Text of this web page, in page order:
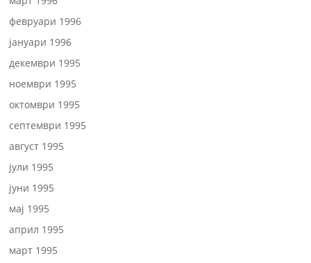
февруари 1996
јануари 1996
декември 1995
ноември 1995
октомври 1995
септември 1995
август 1995
јули 1995
јуни 1995
мај 1995
април 1995
март 1995